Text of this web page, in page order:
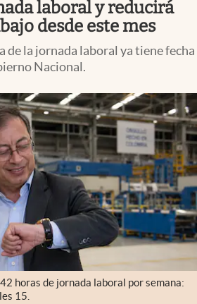
laboral y reducirá
desde este mes
de la jornada laboral ya tiene fecha
Nacional.
horas de jornada laboral por semana:
15.